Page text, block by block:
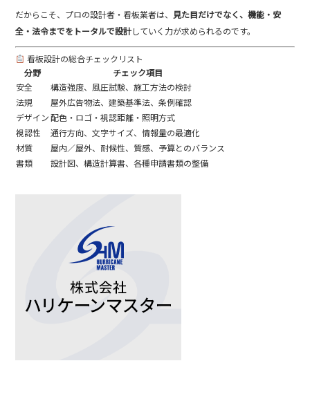
だからこそ、プロの設計者・看板業者は、 見た目だけでなく、機能・安
全・法令までをトータルで設計していく力が求められるのです。
看板設計の総合チェックリスト
分野
チェック項目
安全
構造強度、風圧試験、施工方法の検討
法規
屋外広告物法、建築基準法、条例確認
デザイン配色・ロゴ・視認距離・照明方式
視認性
通行方向、文字サイズ、情報量の最適化
材質
屋内／屋外、耐候性、質感、予算とのバランス
書類
設計図、構造計算書、各種申請書類の整備